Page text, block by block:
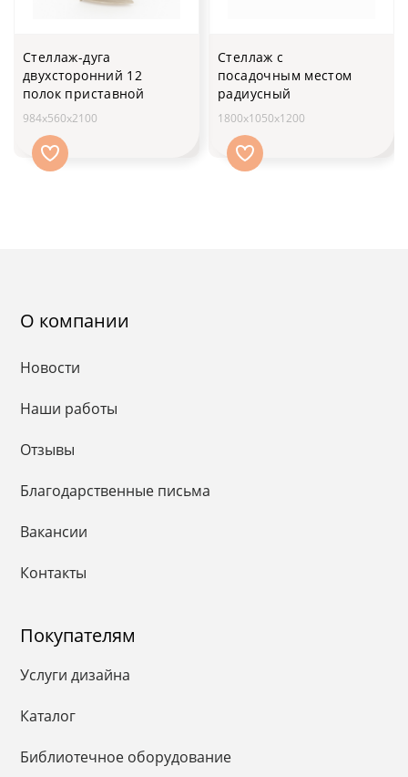
Стеллаж-дуга
двухсторонний 12
полок приставной
984х560х2100
Стеллаж с
посадочным местом
радиусный
1800х1050х1200
О компании
Новости
Наши работы
Отзывы
Благодарственные письма
Вакансии
Контакты
Покупателям
Услуги дизайна
Каталог
Библиотечное оборудование